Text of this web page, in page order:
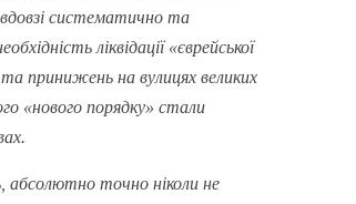
систематично та
ліквідації «єврейської
принижень на вулицях великих
«нового порядку» стали
абсолютно точно ніколи не